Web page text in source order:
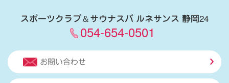
スポーツクラブ＆サウナスパ ルネサンス 静岡24
054-654-0501
お問い合わせ